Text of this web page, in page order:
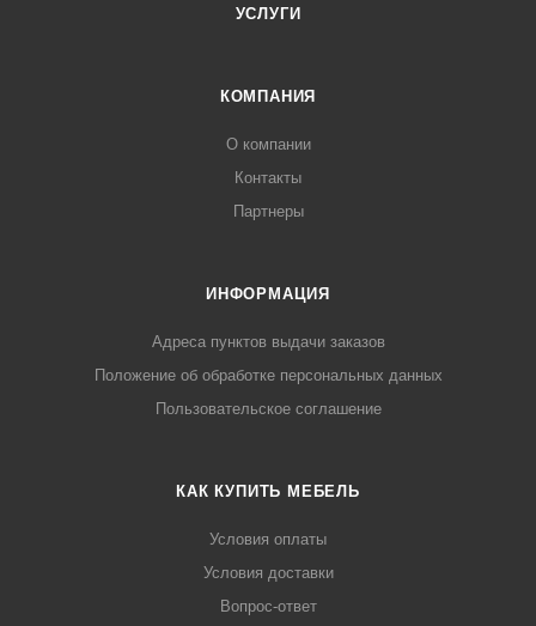
УСЛУГИ
КОМПАНИЯ
О компании
Контакты
Партнеры
ИНФОРМАЦИЯ
Адреса пунктов выдачи заказов
Положение об обработке персональных данных
Пользовательское соглашение
КАК КУПИТЬ МЕБЕЛЬ
Условия оплаты
Условия доставки
Вопрос-ответ